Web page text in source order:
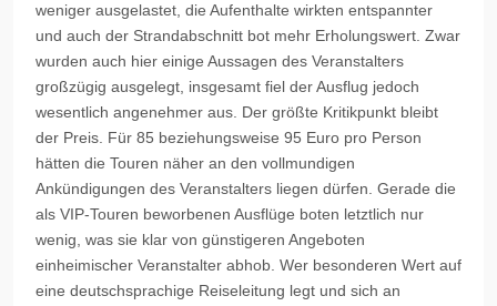
weniger ausgelastet, die Aufenthalte wirkten entspannter
und auch der Strandabschnitt bot mehr Erholungswert. Zwar
wurden auch hier einige Aussagen des Veranstalters
großzügig ausgelegt, insgesamt fiel der Ausflug jedoch
wesentlich angenehmer aus. Der größte Kritikpunkt bleibt
der Preis. Für 85 beziehungsweise 95 Euro pro Person
hätten die Touren näher an den vollmundigen
Ankündigungen des Veranstalters liegen dürfen. Gerade die
als VIP-Touren beworbenen Ausflüge boten letztlich nur
wenig, was sie klar von günstigeren Angeboten
einheimischer Veranstalter abhob. Wer besonderen Wert auf
eine deutschsprachige Reiseleitung legt und sich an